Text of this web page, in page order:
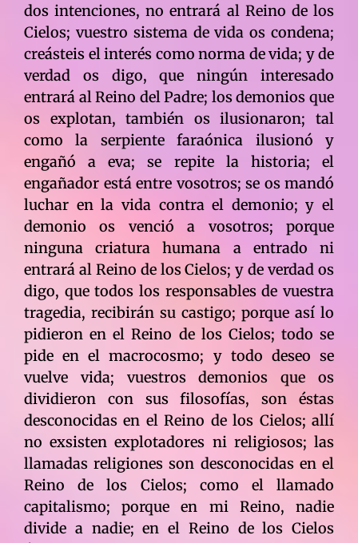
dos intenciones, no entrará al Reino de los
Cielos; vuestro sistema de vida os condena;
creásteis el interés como norma de vida; y de
verdad os digo, que ningún interesado
entrará al Reino del Padre; los demonios que
os explotan, también os ilusionaron; tal
como la serpiente faraónica ilusionó y
engañó a eva; se repite la historia; el
engañador está entre vosotros; se os mandó
luchar en la vida contra el demonio; y el
demonio os venció a vosotros; porque
ninguna criatura humana a entrado ni
entrará al Reino de los Cielos; y de verdad os
digo, que todos los responsables de vuestra
tragedia, recibirán su castigo; porque así lo
pidieron en el Reino de los Cielos; todo se
pide en el macrocosmo; y todo deseo se
vuelve vida; vuestros demonios que os
dividieron con sus filosofías, son éstas
desconocidas en el Reino de los Cielos; allí
no exsisten explotadores ni religiosos; las
llamadas religiones son desconocidas en el
Reino de los Cielos; como el llamado
capitalismo; porque en mi Reino, nadie
divide a nadie; en el Reino de los Cielos